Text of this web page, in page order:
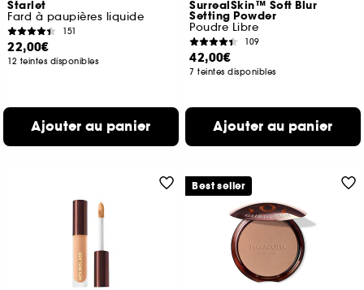
Starlet
Fard à paupières liquide
151
22,00€
12 teintes disponibles
Ajouter au panier
SurrealSkin™ Soft Blur
Setting Powder
Poudre Libre
109
42,00€
7 teintes disponibles
Ajouter au panier
Best seller